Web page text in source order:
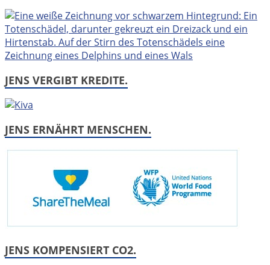
JENS VERGIBT KREDITE.
JENS ERNÄHRT MENSCHEN.
JENS KOMPENSIERT CO2.